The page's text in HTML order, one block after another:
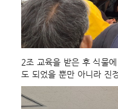
2조 교육을 받은 후 식물
도 되었을 뿐만 아니라 진